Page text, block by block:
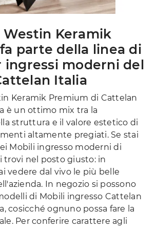
Keramik
parte della linea di
ingressi moderni del
Italia
Keramik Premium di Cattelan
è un ottimo mix tra la
struttura e il valore estetico di
altamente pregiati. Se stai
Mobili ingresso moderni di
trovi nel posto giusto: in
vedere dal vivo le più belle
In negozio si possono
di Mobili ingresso Cattelan
cosicché ognuno possa fare la
Per conferire carattere agli